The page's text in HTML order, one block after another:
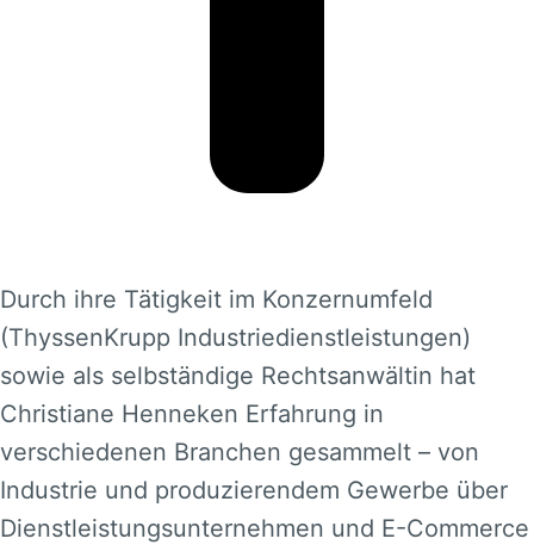
Durch ihre Tätigkeit im Konzernumfeld
(ThyssenKrupp Industriedienstleistungen)
sowie als selbständige Rechtsanwältin hat
Christiane Henneken Erfahrung in
verschiedenen Branchen gesammelt – von
Industrie und produzierendem Gewerbe über
Dienstleistungsunternehmen und E-Commerce